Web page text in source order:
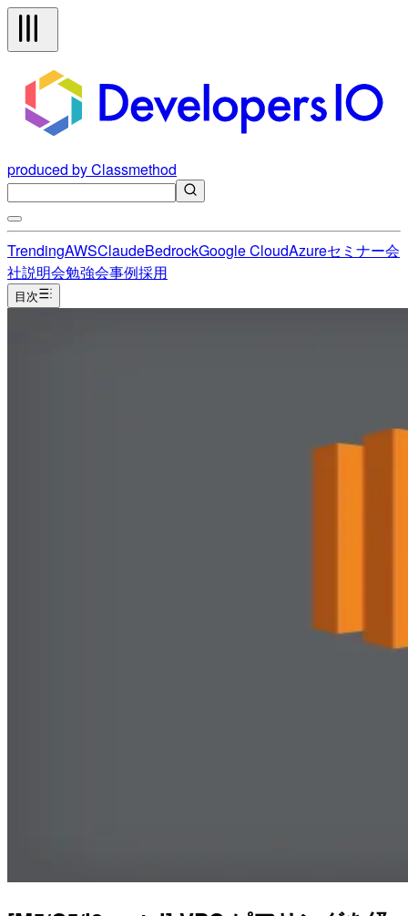
produced by Classmethod
TrendingAWSClaudeBedrockGoogle CloudAzureセミナー会
社説明会勉強会事例採用
目次